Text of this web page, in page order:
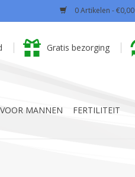
0 Artikelen - €0,00
Gratis bezorging
VOOR MANNEN
FERTILITEIT